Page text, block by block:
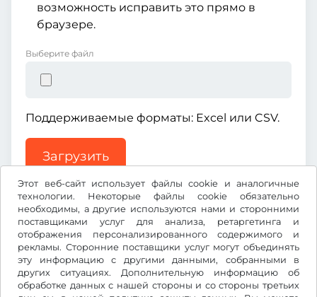
Этот веб-сайт использует файлы cookie и аналогичные
технологии. Некоторые файлы cookie обязательно
необходимы, а другие используются нами и сторонними
поставщиками услуг для анализа, ретаргетинга и
отображения персонализированного содержимого и
рекламы. Сторонние поставщики услуг могут объединять
эту информацию с другими данными, собранными в
других ситуациях. Дополнительную информацию об
обработке данных с нашей стороны и со стороны третьих
возможность исправить это прямо в
браузере.
Выберите файл
Поддерживаемые форматы: Excel или CSV.
Загрузить
KčCZK